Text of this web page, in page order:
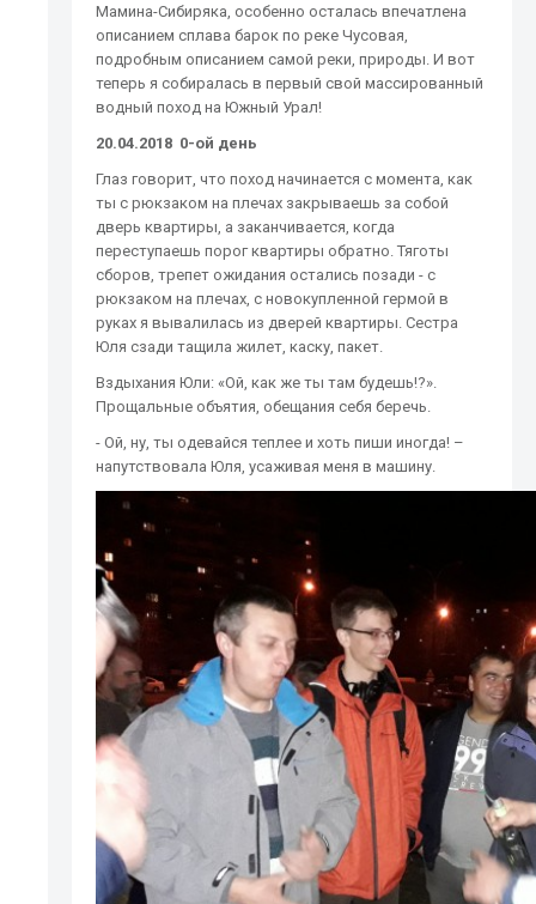
Мамина-Сибиряка, особенно осталась впечатлена
описанием сплава барок по реке Чусовая,
подробным описанием самой реки, природы. И вот
теперь я собиралась в первый свой массированный
водный поход на Южный Урал!
20.04.2018 0-ой день
Глаз говорит, что поход начинается с момента, как
ты с рюкзаком на плечах закрываешь за собой
дверь квартиры, а заканчивается, когда
переступаешь порог квартиры обратно. Тяготы
сборов, трепет ожидания остались позади - с
рюкзаком на плечах, с новокупленной гермой в
руках я вывалилась из дверей квартиры. Сестра
Юля сзади тащила жилет, каску, пакет.
Вздыхания Юли: «Ой, как же ты там будешь!?».
Прощальные объятия, обещания себя беречь.
- Ой, ну, ты одевайся теплее и хоть пиши иногда! –
напутствовала Юля, усаживая меня в машину.